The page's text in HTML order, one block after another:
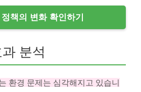
책의 변화 확인하기
분석
환경 문제는 심각해지고 있습니